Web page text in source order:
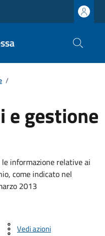
/
e gestione
informazione relative ai
come indicato nel
2013
Vedi azioni